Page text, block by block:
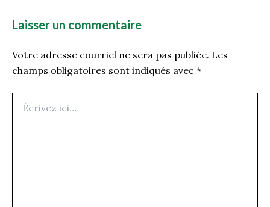
Laisser un commentaire
Votre adresse courriel ne sera pas publiée. Les
champs obligatoires sont indiqués avec *
ici…